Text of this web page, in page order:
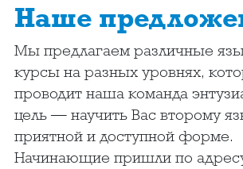
Наше
Мы предлагаем различные
курсы на разных уровнях,
проводит наша команда
цель — научить Вас второму
приятной и доступной форме.
Начинающие пришли по